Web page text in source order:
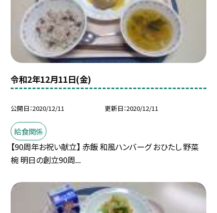
令和2年12月11日(金)
公開日 2020/12/11 更新日 2020/12/11
給食関係
【90周年お祝い献立】 赤飯 和風ハンバーグ おひたし 野菜
椀 明日の創立90周...